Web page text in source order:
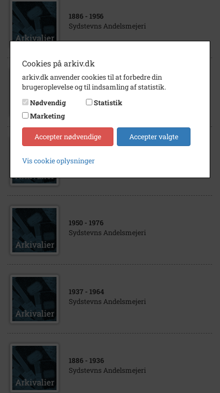
1886 - 1956
Sydstevns Andelsmejeri
1894- 1895
Sydstevns Andelsmejeri
1950 - 1976
Sydstevns Andelsmejeri
1937 - 1964
Sydstevns Andelsmejeri
1886 - 1936
Sydstevns Andelsmejeri
Cookies på arkiv.dk
arkiv.dk anvender cookies til at forbedre din
brugeroplevelse og til indsamling af statistik.
Nødvendig
Statistik
Marketing
Accepter nødvendige Accepter valgte
Vis cookie oplysninger